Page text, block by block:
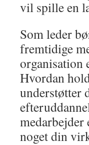
vil spille en
Som leder
fremtidige
organisation
Hvordan
understøtter
medarbejder
noget din